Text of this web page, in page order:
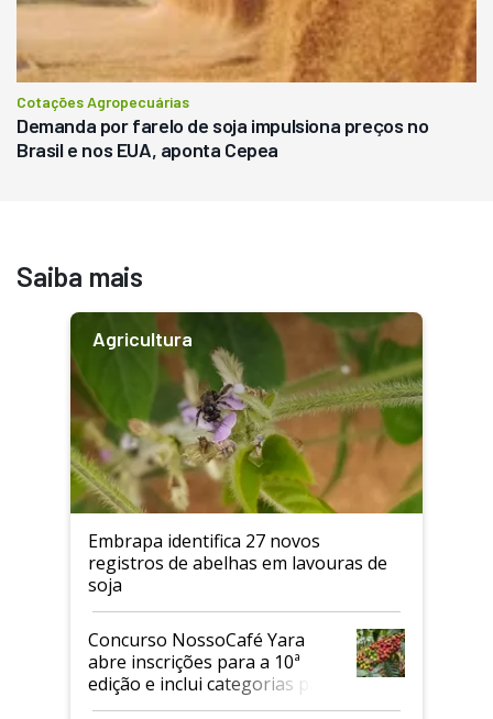
Cotações Agropecuárias
Demanda por farelo de soja impulsiona preços no
Brasil e nos EUA, aponta Cepea
Saiba mais
Agricultura
Embrapa identifica 27 novos
registros de abelhas em lavouras de
soja
Concurso NossoCafé Yara
abre inscrições para a 10ª
edição e inclui categorias para
cafés Canephora